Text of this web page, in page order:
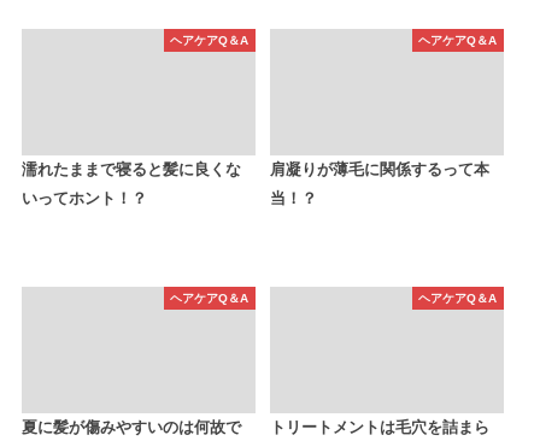
ヘアケアQ＆A
濡れたままで寝ると髪に良くな
いってホント！？
ヘアケアQ＆A
肩凝りが薄毛に関係するって本
当！？
ヘアケアQ＆A
夏に髪が傷みやすいのは何故で
ヘアケアQ＆A
トリートメントは毛穴を詰まら